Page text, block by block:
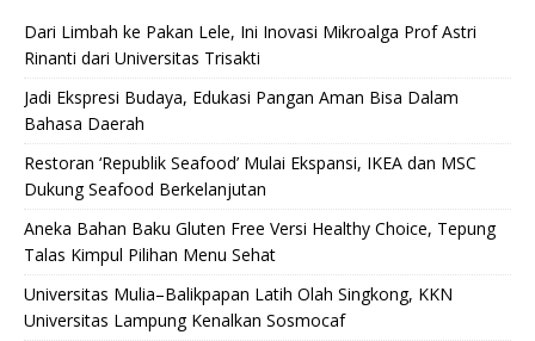
Dari Limbah ke Pakan Lele, Ini Inovasi Mikroalga Prof Astri
Rinanti dari Universitas Trisakti
Jadi Ekspresi Budaya, Edukasi Pangan Aman Bisa Dalam
Bahasa Daerah
Restoran ‘Republik Seafood’ Mulai Ekspansi, IKEA dan MSC
Dukung Seafood Berkelanjutan
Aneka Bahan Baku Gluten Free Versi Healthy Choice, Tepung
Talas Kimpul Pilihan Menu Sehat
Universitas Mulia–Balikpapan Latih Olah Singkong, KKN
Universitas Lampung Kenalkan Sosmocaf